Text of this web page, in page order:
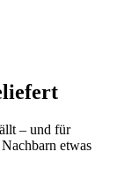
– und für
etwas